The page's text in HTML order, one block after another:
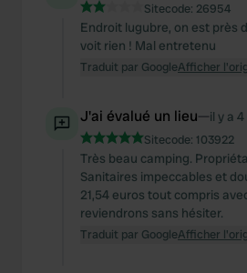
Sitecode: 26954
Endroit lugubre, on est près
voit rien ! Mal entretenu
Traduit par GoogleAfficher
J'ai évalué un lieu—il y a
Sitecode: 103922
Très beau camping.
Sanitaires impeccables et
21,54 euros tout compris
reviendrons sans hésiter.
Traduit par GoogleAfficher